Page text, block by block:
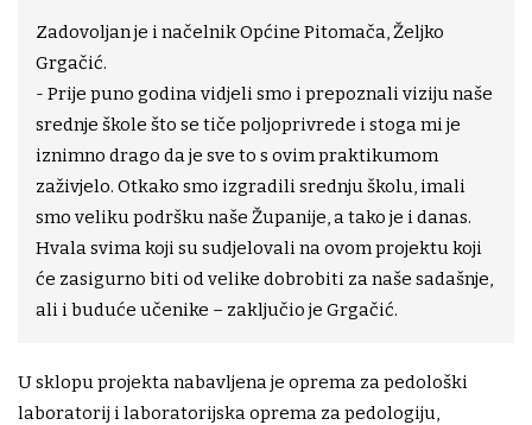
Zadovoljan je i načelnik Općine Pitomača, Željko
Grgačić.
- Prije puno godina vidjeli smo i prepoznali viziju naše
srednje škole što se tiče poljoprivrede i stoga mi je
iznimno drago da je sve to s ovim praktikumom
zaživjelo. Otkako smo izgradili srednju školu, imali
smo veliku podršku naše Županije, a tako je i danas.
Hvala svima koji su sudjelovali na ovom projektu koji
će zasigurno biti od velike dobrobiti za naše sadašnje,
ali i buduće učenike – zaključio je Grgačić.
U sklopu projekta nabavljena je oprema za pedološki
laboratorij i laboratorijska oprema za pedologiju,